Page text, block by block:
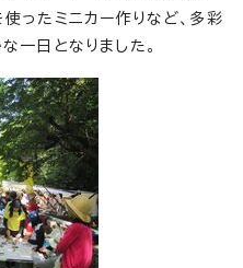
ったミニカー作りなど、多彩
一日となりました。